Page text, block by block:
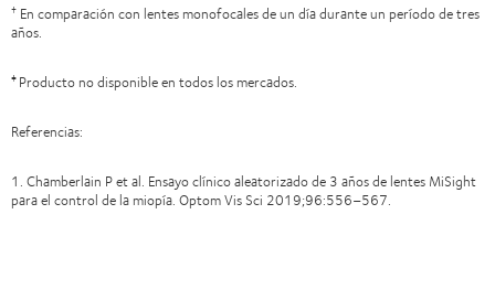
† En comparación con lentes monofocales de un día durante un período de tres
años.
‡ Producto no disponible en todos los mercados.
Referencias:
1. Chamberlain P et al. Ensayo clínico aleatorizado de 3 años de lentes MiSight
para el control de la miopía. Optom Vis Sci 2019;96:556–567.